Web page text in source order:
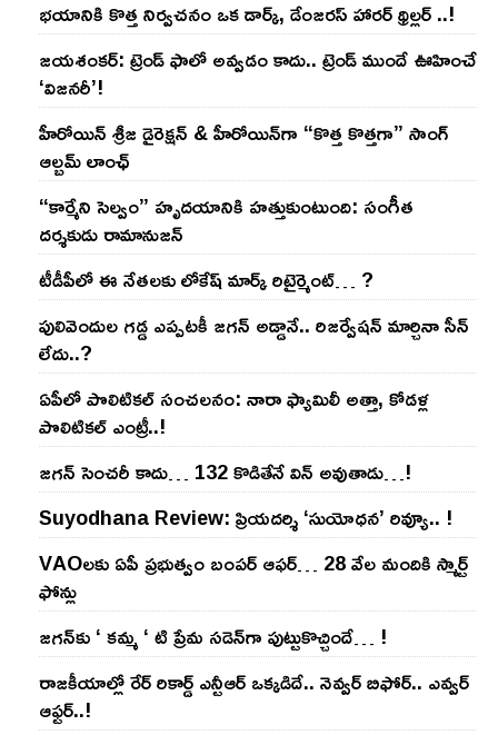
భయానికి కొత్త నిర్వచనం ఒక డార్క్, డేంజరస్ హారర్ థ్రిల్లర్ ..!
జయశంకర్: ట్రెండ్‌ ఫాలో అవ్వడం కాదు.. ట్రెండ్‌ ముందే ఊహించే
‘విజనరీ’!
హీరోయిన్ శ్రీజ డైరెక్ష‌న్ & హీరోయిన్‌గా “కొత్త కొత్తగా” సాంగ్
ఆల్బమ్ లాంఛ్
“కార్మేని సెల్వం” హృదయానికి హత్తుకుంటుంది: సంగీత
దర్శకుడు రామానుజన్
టీడీపీలో ఈ నేత‌ల‌కు లోకేష్ మార్క్ రిటైర్మెంట్‌… ?
పులివెందుల గ‌డ్డ ఎప్ప‌ట‌కీ జ‌గ‌న్ అడ్డానే.. రిజ‌ర్వేష‌న్ మార్చినా సీన్
లేదు..?
ఏపీలో పొలిటిక‌ల్ సంచ‌ల‌నం: నారా ఫ్యామిలీ అత్తా, కోడ‌ళ్ల
పొలిటికల్ ఎంట్రీ..!
జ‌గ‌న్ సెంచ‌రీ కాదు… 132 కొడితేనే విన్ అవుతాడు…!
Suyodhana Review: ప్రియదర్శి ‘సుయోధన’ రివ్యూ.. !
VAOల‌కు ఏపీ ప్ర‌భుత్వం బంప‌ర్ ఆఫ‌ర్‌… 28 వేల మందికి స్మార్ట్
ఫోన్లు
జ‌గ‌న్‌కు ‘ క‌మ్మ ‘ టి ప్రేమ స‌డెన్‌గా పుట్టుకొచ్చిందే… !
రాజ‌కీయాల్లో రేర్ రికార్డ్ ఎన్టీఆర్ ఒక్క‌డిదే.. నెవ్వ‌ర్ బిఫోర్‌.. ఎవ్వ‌ర్
ఆఫ్ట‌ర్‌..!